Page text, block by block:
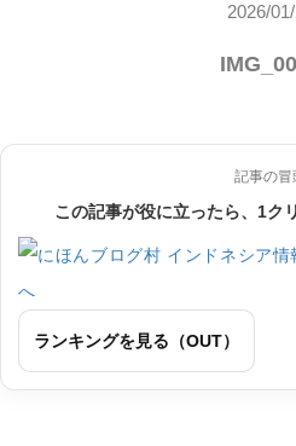
2026/
記事の冒
この記事が役に立ったら、1ク
ランキングを見る（OUT）